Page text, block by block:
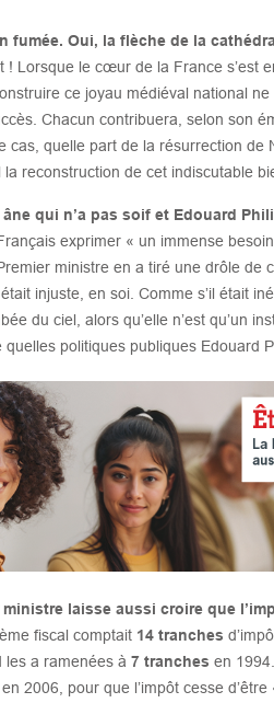
fumée. Oui, la flèche de la
Lorsque le cœur de la France s’est
ce joyau médiéval national
Chacun contribuera, selon son
cas, quelle part de la résurrection de
reconstruction de cet indiscutable
qui n’a pas soif et Edouard
exprimer « un immense
ministre en a tiré une drôle de
injuste, en soi. Comme s’il était
du ciel, alors qu’elle n’est qu’un
politiques publiques Edouard
laisse aussi croire que
fiscal comptait 14 tranches
les a ramenées à7 tranches en
2006, pour que l’impôt cesse